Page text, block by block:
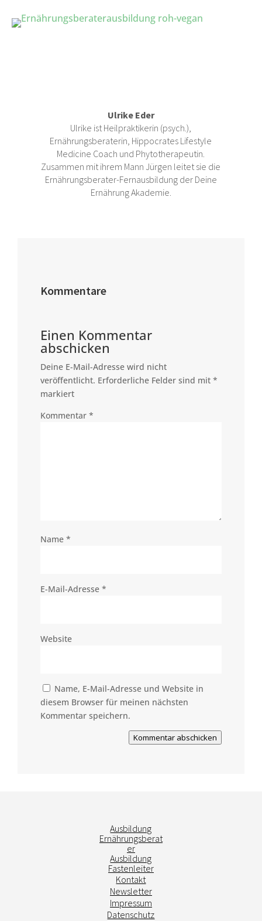
Ulrike Eder
Ulrike ist Heilpraktikerin (psych.),
Ernährungsberaterin, Hippocrates Lifestyle
Medicine Coach und Phytotherapeutin.
Zusammen mit ihrem Mann Jürgen leitet sie die
Ernährungsberater-Fernausbildung der Deine
Ernährung Akademie.
Kommentare
Einen Kommentar
abschicken
Deine E-Mail-Adresse wird nicht
veröffentlicht. Erforderliche Felder sind mit *
markiert
Kommentar *
Name *
E-Mail-Adresse *
Website
Name, E-Mail-Adresse und Website in
diesem Browser für meinen nächsten
Kommentar speichern.
Kommentar abschicken
Ausbildung
Ernährungsberat
er
Ausbildung
Fastenleiter
Kontakt
Newsletter
Impressum
Datenschutz